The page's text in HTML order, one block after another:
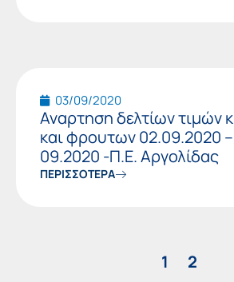
03/09/2020
Αναρτηση δελτίων τιμών
και φρουτων 02.09.2020
09.2020 -Π.Ε. Αργολίδας
ΠΕΡΙΣΣΟΤΕΡΑ
1 2